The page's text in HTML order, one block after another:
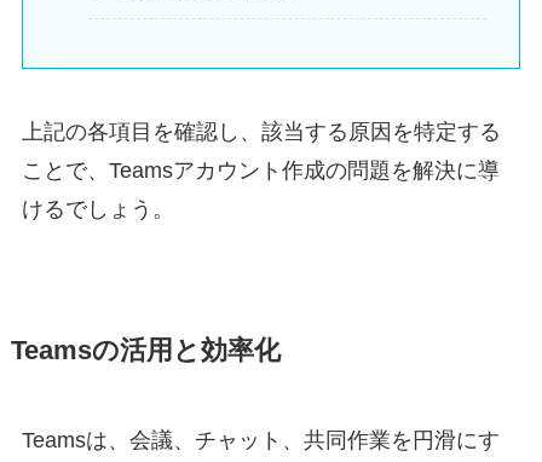
上記の各項目を確認し、該当する原因を特定する
ことで、Teamsアカウント作成の問題を解決に導
けるでしょう。
Teamsの活用と効率化
Teamsは、会議、チャット、共同作業を円滑にす